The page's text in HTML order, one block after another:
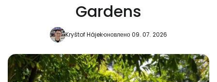
Gardens
Kryštof Hájekоновлено 09. 07. 2026
Продовжуйте у Facebook
Продовжити з email